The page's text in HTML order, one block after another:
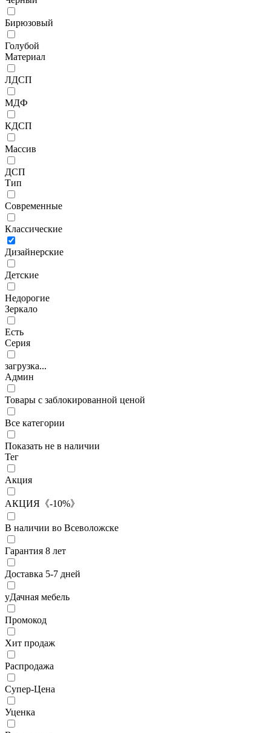
Бирюзовый
Голубой
Материал
ЛДСП
МДФ
КДСП
Массив
ДСП
Тип
Современные
Классические
Дизайнерские
Детские
Недорогие
Зеркало
Есть
Серия
загрузка...
Админ
Товары с заблокированной ценой
Все категории
Показать не в наличии
Тег
Акция
АКЦИЯ《-10%》
В наличии во Всеволожске
Гарантия 8 лет
Доставка 5-7 дней
уДачная мебель
Промокод
Хит продаж
Распродажа
Супер-Цена
Уценка